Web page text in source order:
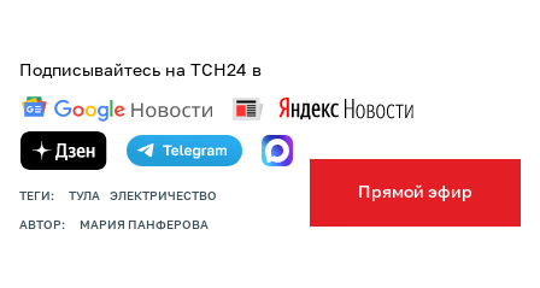
Прямой эфир
Подписывайтесь на ТСН24 в
ТЕГИ: ТУЛА ЭЛЕКТРИЧЕСТВО
АВТОР: МАРИЯ ПАНФЕРОВА